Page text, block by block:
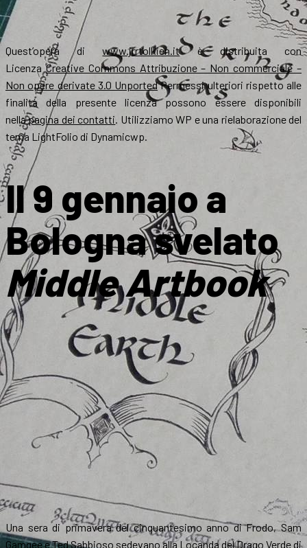
Quest’opera diwww.jrrtolkien.itè distribuita con
LicenzaCreative Commons Attribuzione – Non commerciale –
Non opere derivate 3.0 UnportedPermessi ulteriori rispetto alle
finalità della presente licenza possono essere disponibili
nellapagina dei contatti. Utilizziamo WP e una rielaborazione del
tema LightFolio di Dynamicwp.
Il 9 gennaio a
Bologna svelato
Middle Artbook
Una sera di primavera del cinquantesimo anno di Frodo, Sam
Gamgee e Ted Sabbioso sedevano alla Locanda del Drago Verde di